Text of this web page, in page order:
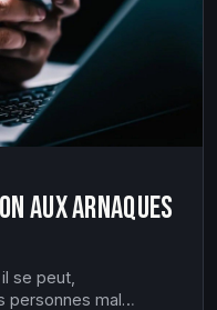
aux arnaques
se peut,
personnes mal